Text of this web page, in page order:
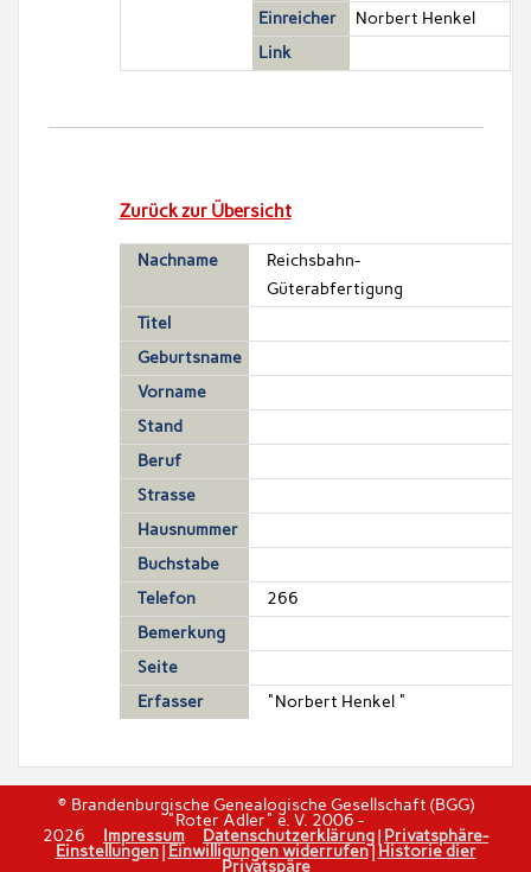
Einreicher
Norbert Henkel
Link
Zurück zur Übersicht
Nachname
Reichsbahn-
Güterabfertigung
Titel
Geburtsname
Vorname
Stand
Beruf
Strasse
Hausnummer
Buchstabe
Telefon
266
Bemerkung
Seite
Erfasser
"Norbert Henkel "
© Brandenburgische Genealogische Gesellschaft (BGG)
"Roter Adler" e. V. 2006 -
2026 Impressum Datenschutzerklärung| Privatsphäre-
Einstellungen| Einwilligungen widerrufen|Historie dier
Privatspäre